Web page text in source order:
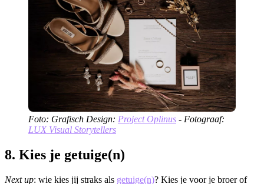
Foto: Grafisch Design: Project Oplinus - Fotograaf:
LUX Visual Storytellers
8. Kies je getuige(n)
Next up: wie kies jij straks als getuige(n)? Kies je voor je broer of